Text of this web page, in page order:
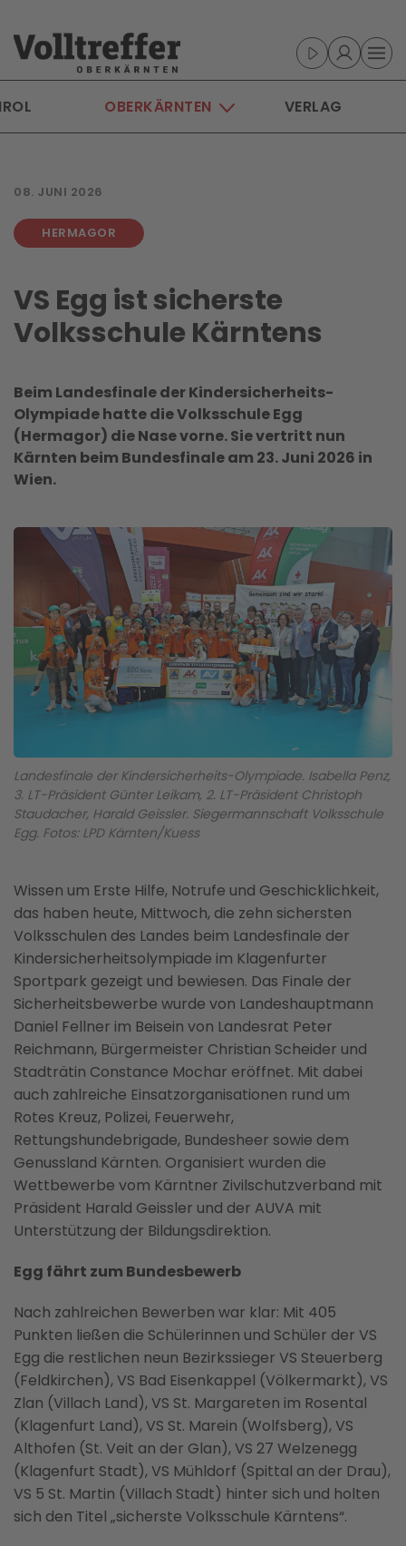
Skip to main content
OBERKÄRNTEN VERLAG
08. JUNI 2026
HERMAGOR
VS Egg ist sicherste
Volksschule Kärntens
Beim Landesfinale der Kindersicherheits-
Olympiade hatte die Volksschule Egg
(Hermagor) die Nase vorne. Sie vertritt nun
Kärnten beim Bundesfinale am 23. Juni 2026 in
Wien.
Landesfinale der Kindersicherheits-Olympiade. Isabella Penz,
3. LT-Präsident Günter Leikam, 2. LT-Präsident Christoph
Staudacher, Harald Geissler. Siegermannschaft Volksschule
Egg. Fotos: LPD Kärnten/Kuess
Wissen um Erste Hilfe, Notrufe und Geschicklichkeit,
das haben heute, Mittwoch, die zehn sichersten
Volksschulen des Landes beim Landesfinale der
Kindersicherheitsolympiade im Klagenfurter
Sportpark gezeigt und bewiesen. Das Finale der
Sicherheitsbewerbe wurde von Landeshauptmann
Daniel Fellner im Beisein von Landesrat Peter
Reichmann, Bürgermeister Christian Scheider und
Stadträtin Constance Mochar eröffnet. Mit dabei
auch zahlreiche Einsatzorganisationen rund um
Rotes Kreuz, Polizei, Feuerwehr,
Rettungshundebrigade, Bundesheer sowie dem
Genussland Kärnten. Organisiert wurden die
Wettbewerbe vom Kärntner Zivilschutzverband mit
Präsident Harald Geissler und der AUVA mit
Unterstützung der Bildungsdirektion.
Egg fährt zum Bundesbewerb
Nach zahlreichen Bewerben war klar: Mit 405
Punkten ließen die Schülerinnen und Schüler der VS
Egg die restlichen neun Bezirkssieger VS Steuerberg
(Feldkirchen), VS Bad Eisenkappel (Völkermarkt), VS
Zlan (Villach Land), VS St. Margareten im Rosental
(Klagenfurt Land), VS St. Marein (Wolfsberg), VS
Althofen (St. Veit an der Glan), VS 27 Welzenegg
(Klagenfurt Stadt), VS Mühldorf (Spittal an der Drau),
VS 5 St. Martin (Villach Stadt) hinter sich und holten
sich den Titel „sicherste Volksschule Kärntens“.